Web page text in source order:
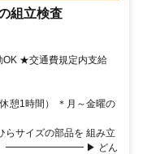
組立検査
OK ★交通費規定内支給
憩1時間） ＊月～金曜の
らサイズの部品を 組み立
い。 ━━━━━━━━ ▶ どん